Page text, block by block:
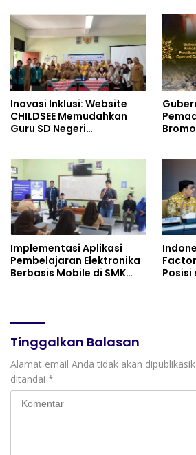
Inovasi Inklusi: Website
CHILDSEE Memudahkan
Guru SD Negeri
Berkebutuhan Khusus
Implementasi Aplikasi
Pembelajaran Elektronika
Berbasis Mobile di SMK
Posisi
Tinggalkan Balasan
Alamat email Anda tidak akan
ditandai *